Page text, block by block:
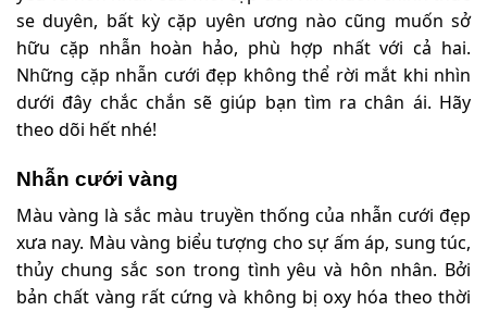
se duyên, bất kỳ cặp uyên ương nào cũng muốn sở
hữu cặp nhẫn hoàn hảo, phù hợp nhất với cả hai.
Những cặp nhẫn cưới đẹp không thể rời mắt khi nhìn
dưới đây chắc chắn sẽ giúp bạn tìm ra chân ái. Hãy
theo dõi hết nhé!
Nhẫn cưới vàng
Màu vàng là sắc màu truyền thống của nhẫn cưới đẹp
xưa nay. Màu vàng biểu tượng cho sự ấm áp, sung túc,
thủy chung sắc son trong tình yêu và hôn nhân. Bởi
bản chất vàng rất cứng và không bị oxy hóa theo thời